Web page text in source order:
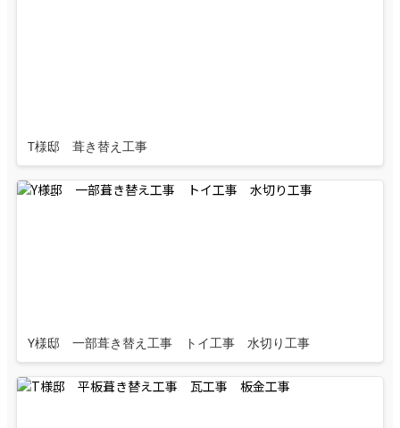
T様邸 葺き替え工事
Y様邸 一部葺き替え工事 トイ工事 水切り工事